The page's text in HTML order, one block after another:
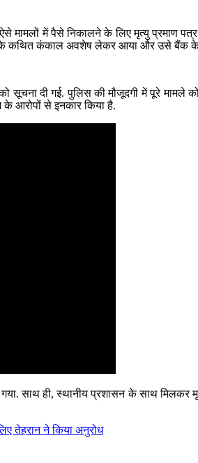
मामलों में पैसे निकालने के लिए मृत्यु प्रमाण
के कथित कंकाल अवशेष लेकर आया और उसे बैंक के
दी गई. पुलिस की मौजूदगी में पूरे मामले
आरोपों से इनकार किया है.
साथ ही, स्थानीय प्रशासन के साथ मिलकर
तेहरान ने किया अनुरोध